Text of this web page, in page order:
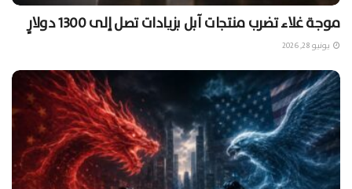
موجة غلاء تضرب منتجات آبل بزيادات تصل إلى 1300 دولارٍ
يونيو 28, 2026